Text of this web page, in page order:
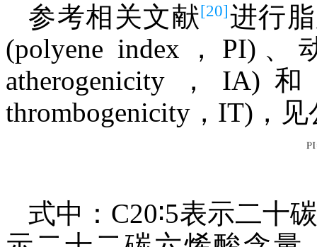
参考相关文献[20]进行
(polyene index，PI)
atherogenicity，
thrombogenicity，IT)，
式中：C20∶5表示二十